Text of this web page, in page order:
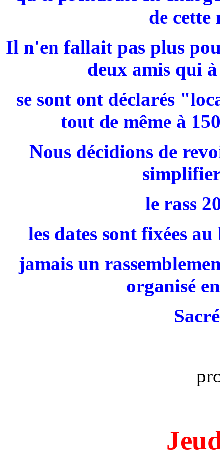
de cette
Il n'en fallait pas plus
deux amis qui
se sont ont déclarés
tout de même à
Nous décidions de
le rass
les dates sont fixées
jamais un
organisé